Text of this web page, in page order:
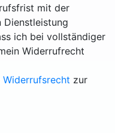
mit der
ich bei vollständiger
Widerrufrecht
Widerrufsrecht zur